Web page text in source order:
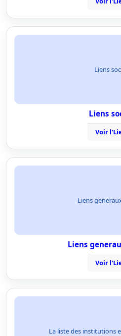
Liens
Liens
Voir
Liens
Liens
Voir
La liste des institutions